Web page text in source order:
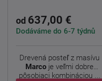
od 637,00 €
Dodáváme do 6-7 týdnů
Drevená posteľ z masívu
Marco je veľmi dobre
pôsobiaci kombináciou ...